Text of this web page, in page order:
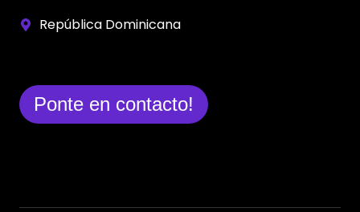
República Dominicana
Ponte en contacto!